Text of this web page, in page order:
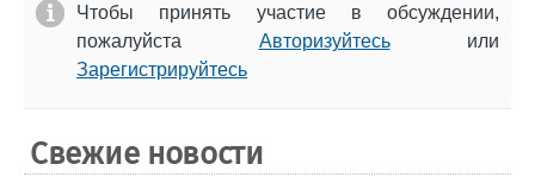
Чтобы принять участие в обсуждении,
пожалуйста Авторизуйтесьили
Зарегистрируйтесь
Свежие новости